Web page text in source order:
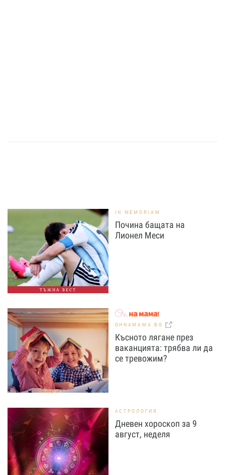
ТЪЖНА ВЕСТ
IN MEMORIAM
Почина бащата на
Лионел Меси
OHNAMAMA.BG
Късното лягане през
ваканцията: трябва ли да
се тревожим?
АСТРОЛОГИЯ
Дневен хороскоп за 9
август, неделя